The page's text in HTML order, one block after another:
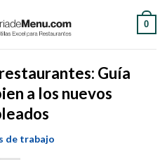
0
Guía
a los nuevos
de trabajo